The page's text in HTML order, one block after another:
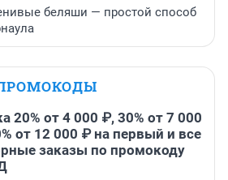
беляши — простой способ
20% от 4 000 ₽, 30% от 7 000
от 12 000 ₽ на первый и все
заказы по промокоду